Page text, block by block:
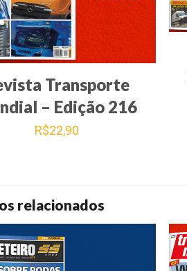
Transporte
– Edição 216
R$22,90
relacionados